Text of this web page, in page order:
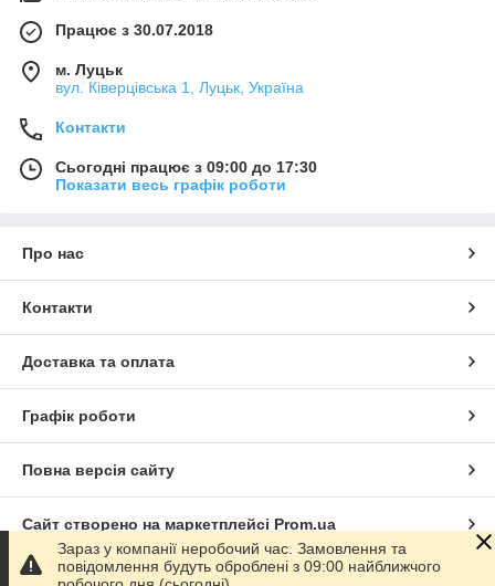
Працює з 30.07.2018
м. Луцьк
вул. Ківерцівська 1, Луцьк, Україна
Контакти
Сьогодні працює з 09:00 до 17:30
Показати весь графік роботи
Про нас
Контакти
Доставка та оплата
Графік роботи
Повна версія сайту
Сайт створено на маркетплейсі Prom.ua
Політика конфіденційності
Зараз у компанії неробочий час. Замовлення та
повідомлення будуть оброблені з 09:00 найближчого